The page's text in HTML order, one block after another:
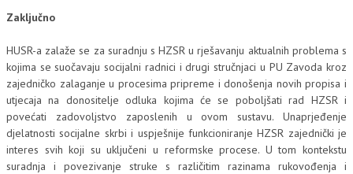
Zaključno
HUSR-a zalaže se za suradnju s HZSR u rješavanju aktualnih problema s
kojima se suočavaju socijalni radnici i drugi stručnjaci u PU Zavoda kroz
zajedničko zalaganje u procesima pripreme i donošenja novih propisa i
utjecaja na donositelje odluka kojima će se poboljšati rad HZSR i
povećati zadovoljstvo zaposlenih u ovom sustavu. Unaprjeđenje
djelatnosti socijalne skrbi i uspješnije funkcioniranje HZSR zajednički je
interes svih koji su uključeni u reformske procese. U tom kontekstu
suradnja i povezivanje struke s različitim razinama rukovođenja i